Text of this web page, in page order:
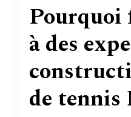
Pourquoi
à des
de tennis